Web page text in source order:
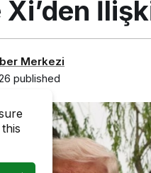
Merkezi
published